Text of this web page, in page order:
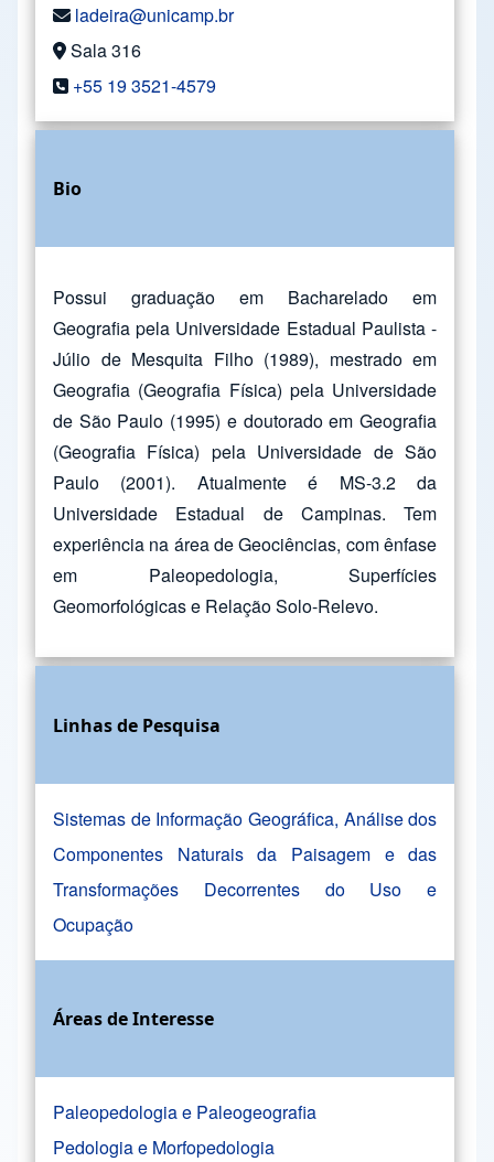
ladeira@unicamp.br
Sala 316
+55 19 3521-4579
Bio
Possui graduação em Bacharelado em
Geografia pela Universidade Estadual Paulista -
Júlio de Mesquita Filho (1989), mestrado em
Geografia (Geografia Física) pela Universidade
de São Paulo (1995) e doutorado em Geografia
(Geografia Física) pela Universidade de São
Paulo (2001). Atualmente é MS-3.2 da
Universidade Estadual de Campinas. Tem
experiência na área de Geociências, com ênfase
em Paleopedologia, Superfícies
Geomorfológicas e Relação Solo-Relevo.
Linhas de Pesquisa
Sistemas de Informação Geográfica, Análise dos
Componentes Naturais da Paisagem e das
Transformações Decorrentes do Uso e
Ocupação
Áreas de Interesse
Paleopedologia e Paleogeografia
Pedologia e Morfopedologia